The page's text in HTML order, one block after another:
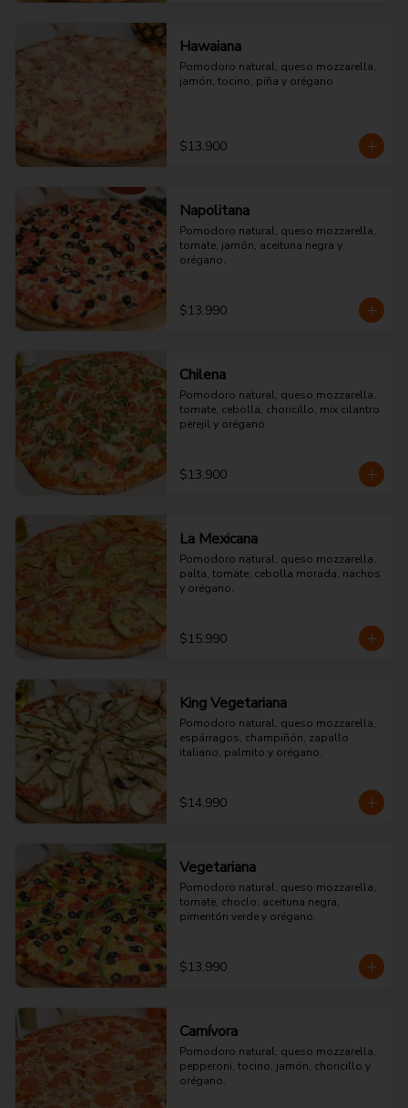
Hawaiana
Pomodoro natural, queso mozzarella,
jamón, tocino, piña y orégano
$13.900
Napolitana
Pomodoro natural, queso mozzarella,
tomate, jamón, aceituna negra y
orégano.
$13.990
Chilena
Pomodoro natural, queso mozzarella,
tomate, cebolla, choricillo, mix cilantro
perejil y orégano.
$13.900
La Mexicana
Pomodoro natural, queso mozzarella,
palta, tomate, cebolla morada, nachos
y orégano.
$15.990
King Vegetariana
Pomodoro natural, queso mozzarella,
espárragos, champiñón, zapallo
italiano, palmito y orégano.
$14.990
Vegetariana
Pomodoro natural, queso mozzarella,
tomate, choclo, aceituna negra,
pimentón verde y orégano.
$13.990
Carnívora
Pomodoro natural, queso mozzarella,
pepperoni, tocino, jamón, choricillo y
orégano.